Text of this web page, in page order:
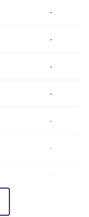
-
-
-
-
-
-
-